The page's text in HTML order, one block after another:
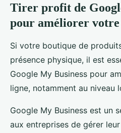
Tirer profit de
pour améliorer
Si votre boutique de
présence physique, il est
Google My Business pour
ligne, notamment au niveau
Google My Business est un
aux entreprises de gérer